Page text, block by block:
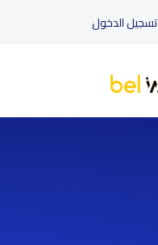
تسجيل الدخول